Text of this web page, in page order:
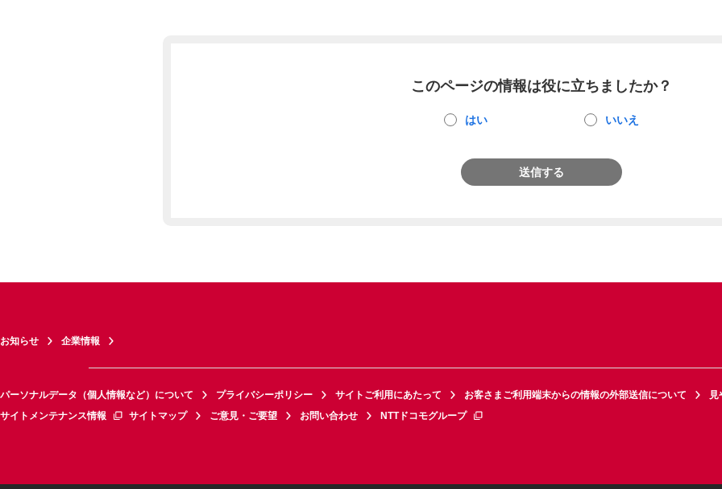
このページの情報は役に立ちましたか？
はい いいえ
送信する
お知らせ 企業情報
パーソナルデータ（個人情報など）について プライバシーポリシー サイトご利用にあたって お客さまご利用端末からの情報の外部送信について
見
サイトメンテナンス情報
サイトマップ ご意見・ご要望 お問い合わせ NTTドコモグループ